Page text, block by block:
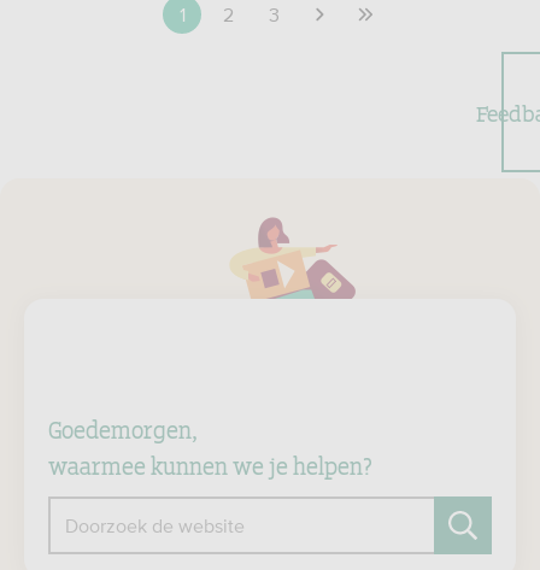
1 2 3
Goedemorgen,
waarmee kunnen we je helpen?
Doorzoek de website